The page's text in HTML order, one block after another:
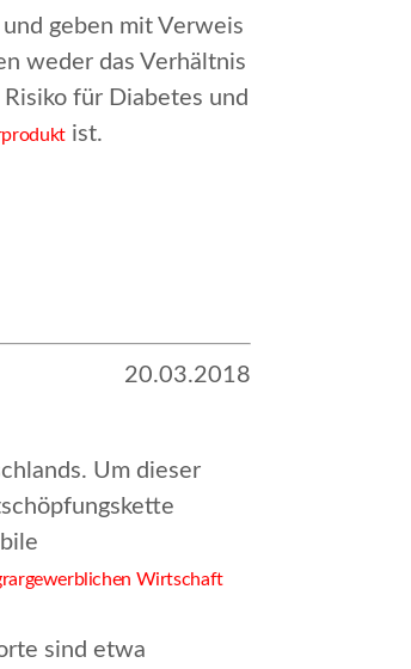
geben mit Verweis
weder das Verhältnis
für Diabetes und
ist.
20.03.2018
Um dieser
Wirtschaft
sind etwa